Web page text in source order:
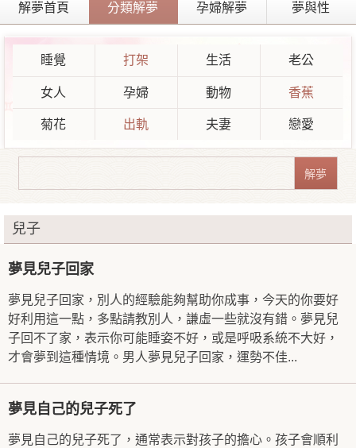
解夢首頁 分類解夢 孕婦解夢 夢與性
睡覺 打架 生活 老公
女人 孕婦 動物 香蕉
菊花 出軌 夫妻 戀愛
兒子
夢見兒子回家
夢見兒子回家，別人的經驗能夠幫助你成事，今天的你要好
好利用這一點，多點請教別人，謙虛一些就沒有錯。夢見兒
子回不了家，表示你可能睡姿不好，或是呼吸系統不大好，
才會夢到這種情境。男人夢見兒子回家，運勢不佳...
夢見自己的兒子死了
夢見自己的兒子死了，通常表示對孩子的擔心。孩子會順利